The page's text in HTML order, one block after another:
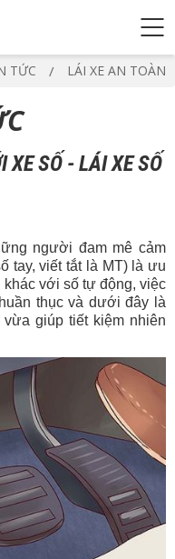
TỨC LÁI XE AN TOÀN
XE SỐ - LÁI XE SỐ
người đam mê cảm
tay, viết tắt là MT) là ưu
với số tự động, việc
thục và dưới đây là
giúp tiết kiệm nhiên